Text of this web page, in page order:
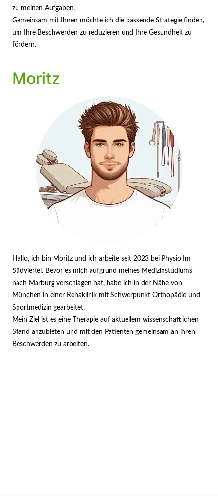
zu meinen Aufgaben.
Gemeinsam mit Ihnen möchte ich die passende Strategie finden,
um Ihre Beschwerden zu reduzieren und Ihre Gesundheit zu
fördern.
Moritz
Hallo, ich bin Moritz und ich arbeite seit 2023 bei Physio Im
Südviertel. Bevor es mich aufgrund meines Medizinstudiums
nach Marburg verschlagen hat, habe ich in der Nähe von
München in einer Rehaklinik mit Schwerpunkt Orthopädie und
Sportmedizin gearbeitet.
Mein Ziel ist es eine Therapie auf aktuellem wissenschaftlichen
Stand anzubieten und mit den Patienten gemeinsam an ihren
Beschwerden zu arbeiten.